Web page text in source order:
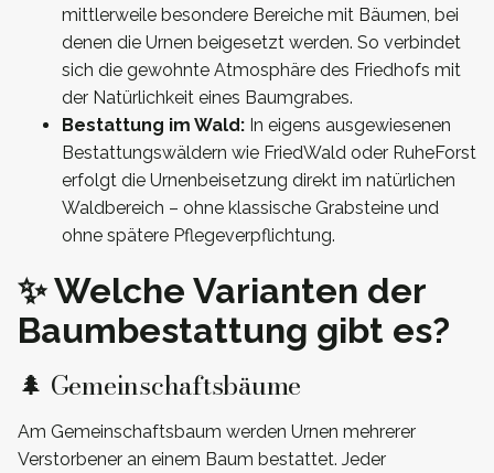
mittlerweile besondere Bereiche mit Bäumen, bei
denen die Urnen beigesetzt werden. So verbindet
sich die gewohnte Atmosphäre des Friedhofs mit
der Natürlichkeit eines Baumgrabes.
Bestattung im Wald: In eigens ausgewiesenen
Bestattungswäldern wie FriedWald oder RuheForst
erfolgt die Urnenbeisetzung direkt im natürlichen
Waldbereich – ohne klassische Grabsteine und
ohne spätere Pflegeverpflichtung.
✨ Welche Varianten der
Baumbestattung gibt es?
🌲 Gemeinschaftsbäume
Am Gemeinschaftsbaum werden Urnen mehrerer
Verstorbener an einem Baum bestattet. Jeder